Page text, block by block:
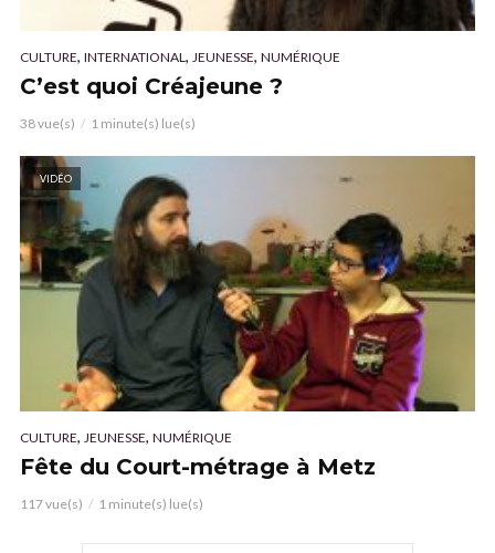
CULTURE, INTERNATIONAL, JEUNESSE, NUMÉRIQUE
C’est quoi Créajeune ?
38 vue(s) 1 minute(s) lue(s)
VIDÉO
CULTURE, JEUNESSE, NUMÉRIQUE
Fête du Court-métrage à Metz
117 vue(s) 1 minute(s) lue(s)